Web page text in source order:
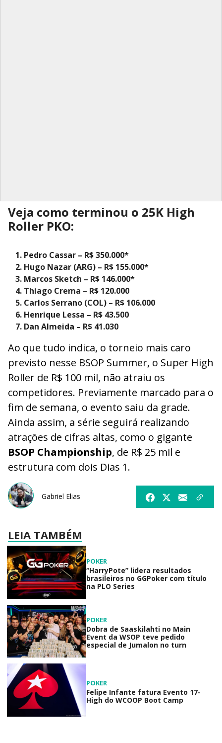
Veja como terminou o 25K High
Roller PKO:
Pedro Cassar – R$ 350.000*
Hugo Nazar (ARG) – R$ 155.000*
Marcos Sketch – R$ 146.000*
Thiago Crema – R$ 120.000
Carlos Serrano (COL) – R$ 106.000
Henrique Lessa – R$ 43.500
Dan Almeida – R$ 41.030
Ao que tudo indica, o torneio mais caro
previsto nesse BSOP Summer, o Super High
Roller de R$ 100 mil, não atraiu os
competidores. Previamente marcado para o
fim de semana, o evento saiu da grade.
Ainda assim, a série seguirá realizando
atrações de cifras altas, como o gigante
BSOP Championship, de R$ 25 mil e
estrutura com dois Dias 1.
Gabriel Elias
LEIA TAMBÉM
POKER
“HarryPote” lidera resultados
brasileiros no GGPoker com título
na PLO Series
POKER
Dobra de Saaskilahti no Main
Event da WSOP teve pedido
especial de Jumalon no turn
POKER
Felipe Infante fatura Evento 17-
High do WCOOP Boot Camp